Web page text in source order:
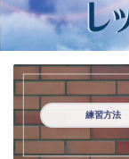
練習方法